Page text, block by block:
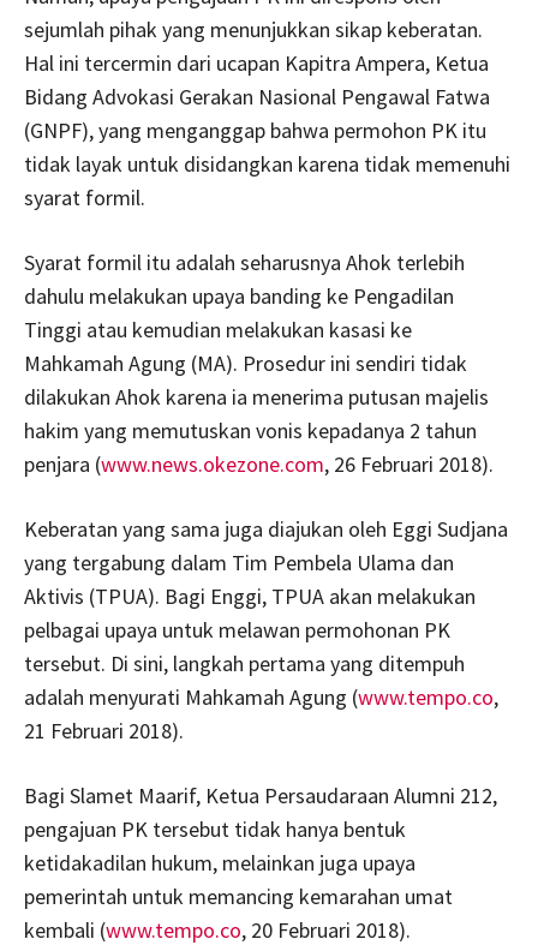
sejumlah pihak yang menunjukkan sikap keberatan.
Hal ini tercermin dari ucapan Kapitra Ampera, Ketua
Bidang Advokasi Gerakan Nasional Pengawal Fatwa
(GNPF), yang menganggap bahwa permohon PK itu
tidak layak untuk disidangkan karena tidak memenuhi
syarat formil.
Syarat formil itu adalah seharusnya Ahok terlebih
dahulu melakukan upaya banding ke Pengadilan
Tinggi atau kemudian melakukan kasasi ke
Mahkamah Agung (MA). Prosedur ini sendiri tidak
dilakukan Ahok karena ia menerima putusan majelis
hakim yang memutuskan vonis kepadanya 2 tahun
penjara (www.news.okezone.com, 26 Februari 2018).
Keberatan yang sama juga diajukan oleh Eggi Sudjana
yang tergabung dalam Tim Pembela Ulama dan
Aktivis (TPUA). Bagi Enggi, TPUA akan melakukan
pelbagai upaya untuk melawan permohonan PK
tersebut. Di sini, langkah pertama yang ditempuh
adalah menyurati Mahkamah Agung (www.tempo.co,
21 Februari 2018).
Bagi Slamet Maarif, Ketua Persaudaraan Alumni 212,
pengajuan PK tersebut tidak hanya bentuk
ketidakadilan hukum, melainkan juga upaya
pemerintah untuk memancing kemarahan umat
kembali (www.tempo.co, 20 Februari 2018).